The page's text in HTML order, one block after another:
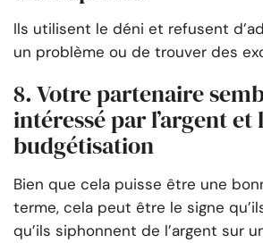
Ils utilisent le déni et refusent
un problème ou de trouver des
8. Votre partenaire
intéressé par l’argent et
budgétisation
Bien que cela puisse être une
terme, cela peut être le signe
qu’ils siphonnent de l’argent sur